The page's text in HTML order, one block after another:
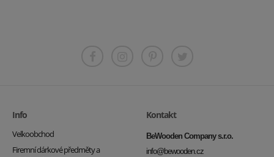
Info
Velkoobchod
Firemní dárkové předměty a
Kontakt
BeWooden Company s.r.o.
info@bewooden.cz